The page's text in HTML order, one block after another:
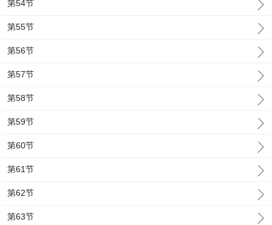
第54节
第55节
第56节
第57节
第58节
第59节
第60节
第61节
第62节
第63节